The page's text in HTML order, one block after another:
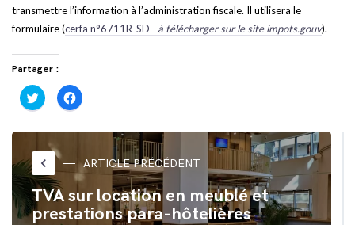
transmettre l’information à l’administration fiscale. Il utilisera le
formulaire (cerfa n°6711R-SD –à télécharger sur le site impots.gouv).
Partager :
Cliquez
pour
partager
Twitter(ouvre
dans
une
nouvelle
fenêtre)
Cliquez
pour
partager
Facebook(ouvre
nouvelle
fenêtre)
keyboard_arrow_left ARTICLE PRÉCÉDENT
TVA sur location en meublé et
prestations para-hôtelières